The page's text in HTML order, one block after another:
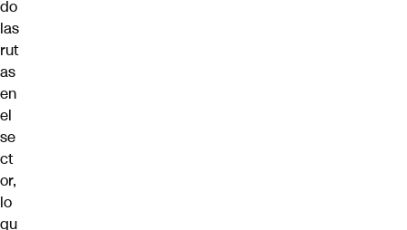
do
las
rut
as
en
el
se
ct
or,
lo
qu